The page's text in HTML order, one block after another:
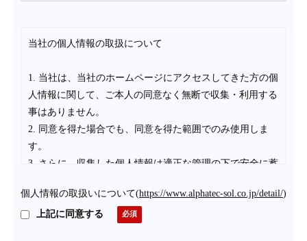
当社の個人情報の取扱について
1. 当社は、当社のホームページにアクセスしてきた方の個
人情報に関して、ご本人の同意なく無断で収集・利用する
事はありません。
2. 同意を得た場合でも、同意を得た範囲でのみ使用しま
す。
3. さらに、収集した個人情報は適正な管理の下で安全に蓄
個人情報の利用目的について
個人情報の取扱いについて(https://www.alphatec-sol.co.jp/detail/)
上記に同意する